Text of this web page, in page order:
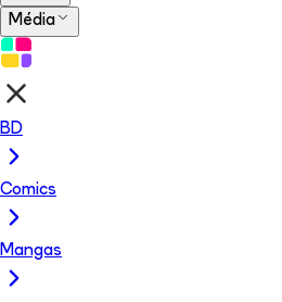
Média
BD
Comics
Mangas